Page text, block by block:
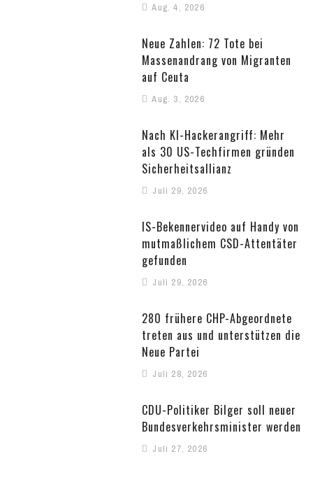
Aug. 4, 2026
Neue Zahlen: 72 Tote bei
Massenandrang von Migranten
auf Ceuta
Aug. 3, 2026
Nach KI-Hackerangriff: Mehr
als 30 US-Techfirmen gründen
Sicherheitsallianz
Juli 29, 2026
IS-Bekennervideo auf Handy von
mutmaßlichem CSD-Attentäter
gefunden
Juli 29, 2026
280 frühere CHP-Abgeordnete
treten aus und unterstützen die
Neue Partei
Juli 28, 2026
CDU-Politiker Bilger soll neuer
Bundesverkehrsminister werden
Juli 27, 2026